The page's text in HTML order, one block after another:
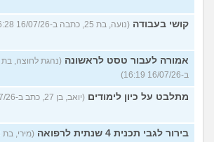
קושי בעבודה (נועה, בת 25, כתבה ב-16/07/26 16:28)
אמורה לעבור טסט לראשונה
ב-16/07/26 16:19)
מתלבט על כיון לימודים (יואב, בן 27, כתב ב-16/07/26 16:10)
בירור לגבי תכנית 4 שנתית לרפואה